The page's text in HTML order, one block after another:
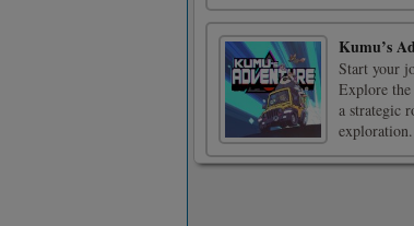
Kumu’s
Start your
Explore
a strategic